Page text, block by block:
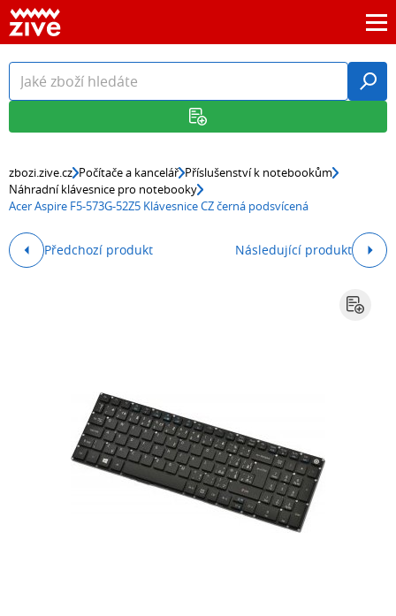
zbozi.zive.cz Počítače a kancelář Příslušenství k notebookům
Náhradní klávesnice pro notebooky
Acer Aspire F5-573G-52Z5 Klávesnice CZ černá podsvícená
Předchozí produkt Následující produkt